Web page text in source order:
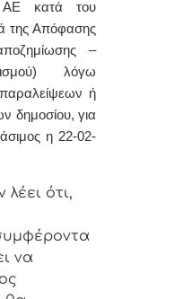
κατά του
της Απόφασης
–
λόγω
ή
δημοσίου, για
η 22-02-
ότι,
να